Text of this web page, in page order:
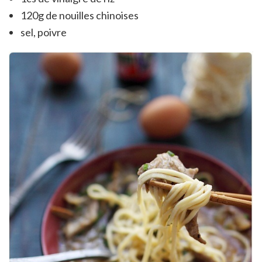
120g de nouilles chinoises
sel, poivre